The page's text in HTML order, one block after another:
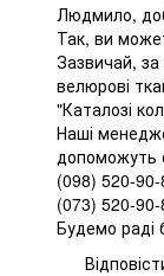
Людмило,
Так, ви
Зазвичай,
велюрові
"Каталозі
Наші
допоможуть
(098) 520-90-
(073) 520-90-
Будемо раді